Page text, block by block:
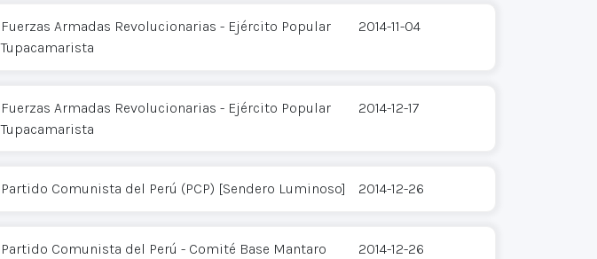
Fuerzas Armadas Revolucionarias - Ejército Popular
Tupacamarista
2014-11-04
Fuerzas Armadas Revolucionarias - Ejército Popular
Tupacamarista
2014-12-17
Partido Comunista del Perú (PCP) [Sendero Luminoso] 2014-12-26
Partido Comunista del Perú - Comité Base Mantaro
2014-12-26